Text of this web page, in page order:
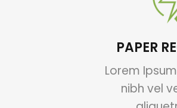
PAPER
Lorem
nibh vel